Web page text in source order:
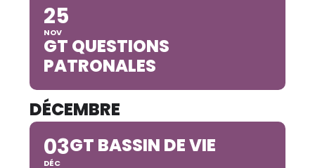
25
NOV
GT QUESTIONS
PATRONALES
DÉCEMBRE
03
DÉC
GT BASSIN DE VIE